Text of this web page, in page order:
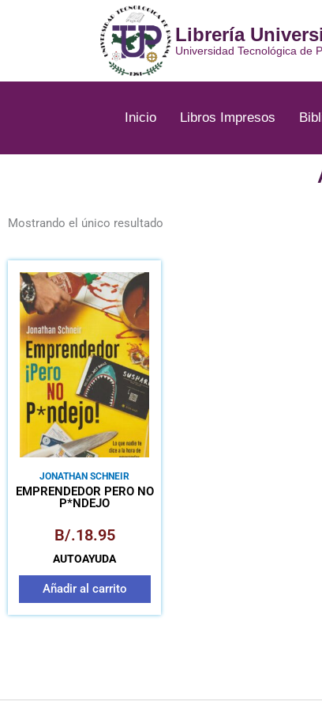
Librería
Universidad Tecnológica de
Inicio Libros Impresos
Mostrando el único resultado
JONATHAN SCHNEIR
EMPRENDEDOR PERO NO
P*NDEJO
B/.18.95
AUTOAYUDA
Añadir al carrito